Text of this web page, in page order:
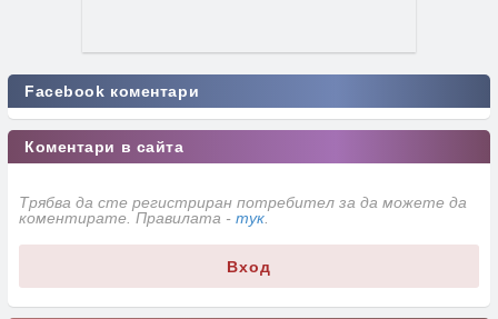
Facebook коментари
Коментари в сайта
Трябва да сте регистриран потребител за да можете да
коментирате. Правилата - тук
Вход